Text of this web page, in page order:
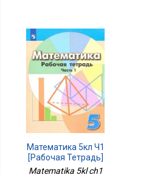
Математика 5кл Ч1
[Рабочая Тетрадь]
Matematika 5kl ch1